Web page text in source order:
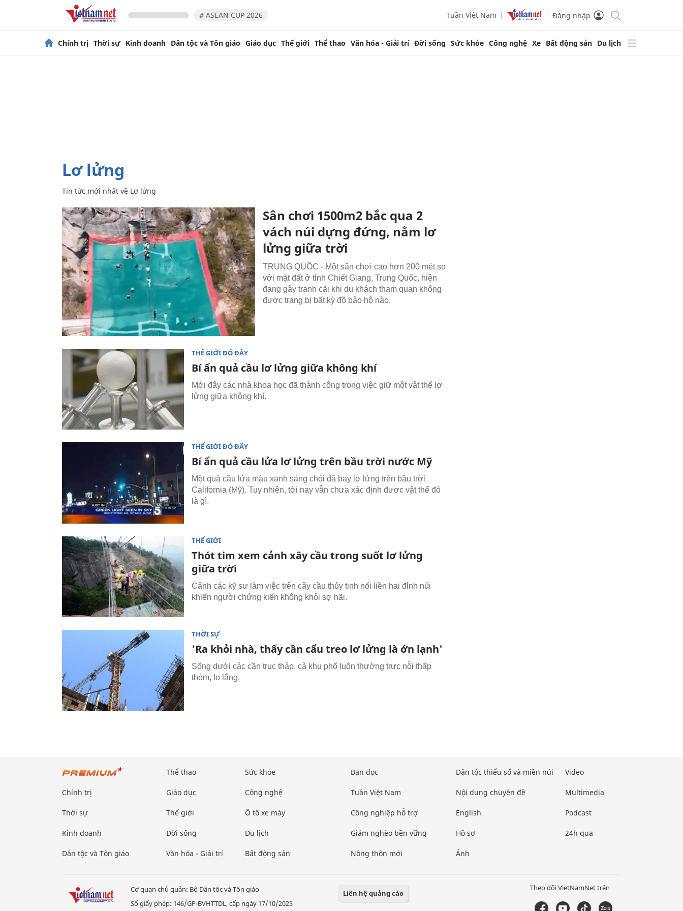
# ASEAN CUP 2026 Tuần Việt Nam Đăng nhập
Chính trị Thời sự Kinh doanh Dân tộc và Tôn giáo Giáo dục Thế giới Thể thao Văn hóa - Giải trí Đời sống Sức khỏe Công nghệ Xe Bất động sản Du lịch
Lơ lửng
Tin tức mới nhất về Lơ lửng
Sân chơi 1500m2 bắc qua 2
vách núi dựng đứng, nằm lơ
lửng giữa trời
TRUNG QUỐC - Một sân chơi cao hơn 200 mét so
với mặt đất ở tỉnh Chiết Giang, Trung Quốc, hiện
đang gây tranh cãi khi du khách tham quan không
được trang bị bất kỳ đồ bảo hộ nào.
THẾ GIỚI ĐÓ ĐÂY
Bí ẩn quả cầu lơ lửng giữa không khí
Mới đây các nhà khoa học đã thành công trong việc giữ một vật thể lơ
lửng giữa không khí.
THẾ GIỚI ĐÓ ĐÂY
Bí ẩn quả cầu lửa lơ lửng trên bầu trời nước Mỹ
Một quả cầu lửa màu xanh sáng chói đã bay lơ lửng trên bầu trời
California (Mỹ). Tuy nhiên, tới nay vẫn chưa xác định được vật thể đó
là gì.
THẾ GIỚI
Thót tim xem cảnh xây cầu trong suốt lơ lửng
giữa trời
Cảnh các kỹ sư làm việc trên cây cầu thủy tinh nối liền hai đỉnh núi
khiến người chứng kiến không khỏi sợ hãi.
THỜI SỰ
'Ra khỏi nhà, thấy cần cẩu treo lơ lửng là ớn lạnh'
Sống dưới các cần trục tháp, cả khu phố luôn thường trực nỗi thấp
thỏm, lo lắng.
Chính trị
Thời sự
Kinh doanh
Dân tộc và Tôn giáo
Thể thao
Giáo dục
Thế giới
Đời sống
Văn hóa - Giải trí
Sức khỏe
Công nghệ
Ô tô xe máy
Du lịch
Bất động sản
Bạn đọc
Tuần Việt Nam
Công nghiệp hỗ trợ
Giảm nghèo bền vững
Nông thôn mới
Dân tộc thiểu số và miền núi
Nội dung chuyên đề
English
Hồ sơ
Ảnh
Video
Multimedia
Podcast
24h qua
Cơ quan chủ quản: Bộ Dân tộc và Tôn giáo
Số giấy phép: 146/GP-BVHTTDL, cấp ngày 17/10/2025
Liên hệ quảng cáo
Theo dõi VietNamNet trên